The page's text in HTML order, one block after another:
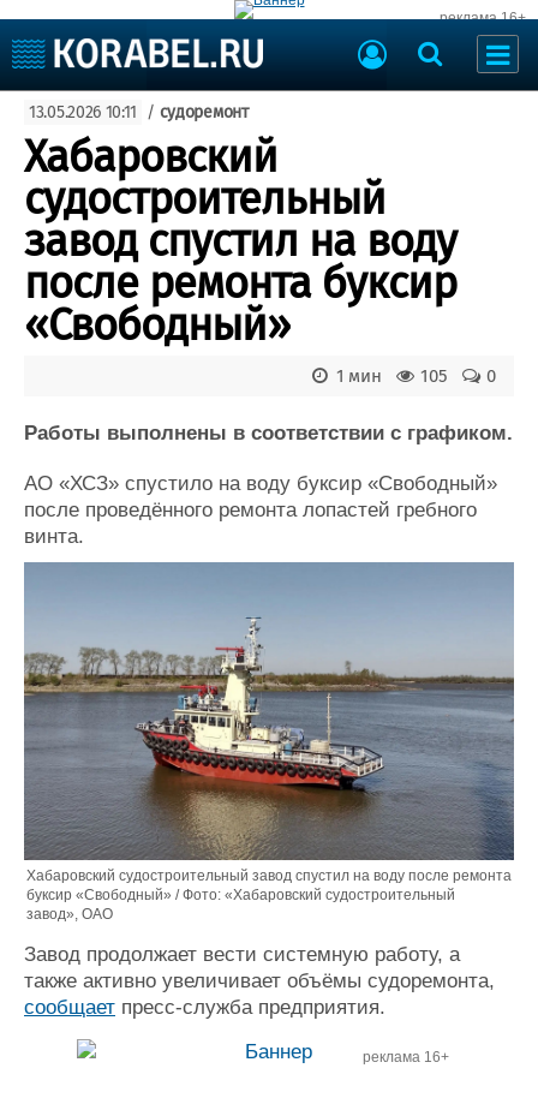
реклама 16+
Судоходство
Судоремонт
События
Пресс-релизы
Порты
Рыболовство
ВМФ
Образование
Яхты и катера
Еще
Компании
Репутация
Крюинг
Журнал
Доска объявлений
Оборудование
Материалы
Конференции
Выставки и семинары
Словарь
Галерея флота
Форум
Отзывы
Все службы
13.05.2026 10:11 / судоремонт
Хабаровский
судостроительный
завод спустил на воду
после ремонта буксир
«Свободный»
0
105
1 мин
Работы выполнены в соответствии с графиком.
АО «ХСЗ» спустило на воду буксир «Свободный»
после проведённого ремонта лопастей гребного
винта.
Хабаровский судостроительный завод спустил на воду после ремонта
буксир «Свободный» / Фото: «Хабаровский судостроительный
завод», ОАО
Завод продолжает вести системную работу, а
также активно увеличивает объёмы судоремонта,
сообщает пресс-служба предприятия.
реклама 16+